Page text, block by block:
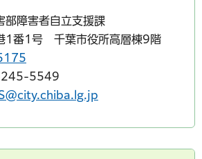
部障害者自立支援課
1番1号 千葉市役所高層棟9階
245-5549